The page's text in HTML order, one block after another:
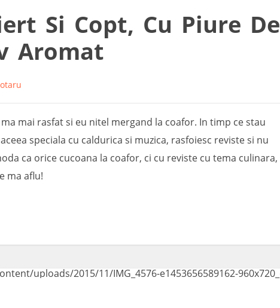
Si Copt, Cu Piure De
Aromat
mai rasfat si eu nitel mergand la coafor. In timp ce stau
speciala cu caldurica si muzica, rasfoiesc reviste si nu
ca orice cucoana la coafor, ci cu reviste cu tema culinara,
ma aflu!